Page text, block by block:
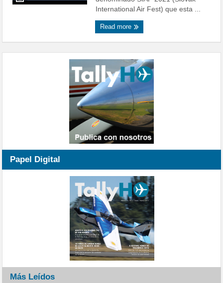
International Air Fest) que esta ...
Read more
Papel Digital
Más Leídos